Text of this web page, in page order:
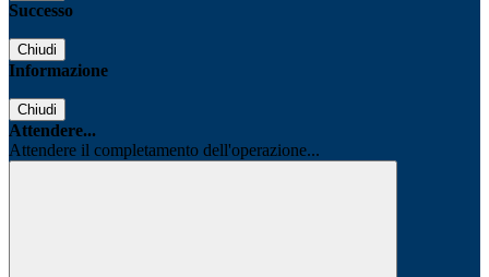
Successo
Chiudi
Informazione
Chiudi
Attendere...
Attendere il completamento dell'operazione...